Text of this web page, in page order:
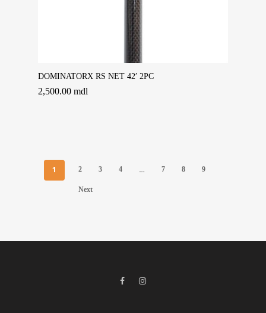
Adaugă În Coș
DOMINATORX RS NET 42′ 2PC
2,500.00 mdl
1 2 3 4 … 7 8 9
Next